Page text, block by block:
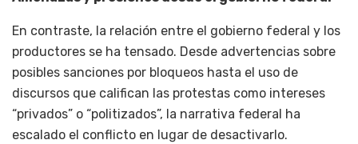
En contraste, la relación entre el gobierno federal y los
productores se ha tensado. Desde advertencias sobre
posibles sanciones por bloqueos hasta el uso de
discursos que califican las protestas como intereses
“privados” o “politizados”, la narrativa federal ha
escalado el conflicto en lugar de desactivarlo.